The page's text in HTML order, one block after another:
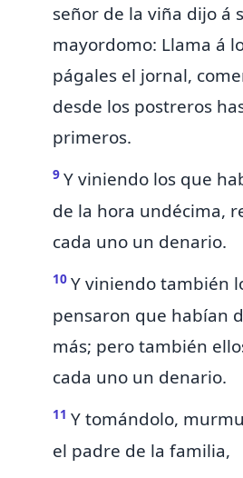
señor de la viña dijo á
mayordomo: Llama á
págales el jornal,
desde los postreros
primeros.
9 Y viniendo los que
de la hora undécima,
cada uno un denario.
10 Y viniendo también
pensaron que habían
más; pero también
cada uno un denario.
11 Y tomándolo,
el padre de la familia,